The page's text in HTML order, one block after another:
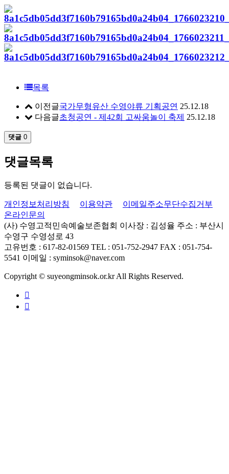
목록
이전글국가무형유산 수영야류 기획공연 25.12.18
다음글초청공연 - 제42회 고싸움놀이 축제 25.12.18
댓글 0
댓글목록
등록된 댓글이 없습니다.
개인정보처리방침 이용약관
이메일주소무단수집거부
온라인문의
(사) 수영고적민속예술보존협회 이사장 : 김성율 주소 : 부산시
수영구 수영성로 43
고유번호 : 617-82-01569 TEL : 051-752-2947 FAX : 051-754-
5541 이메일 : syminsok@naver.com
Copyright © suyeongminsok.or.kr All Rights Reserved.